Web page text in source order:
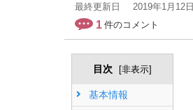
最終更新日 2019年1月12日
1 件のコメント
目次 [非表示]
基本情報